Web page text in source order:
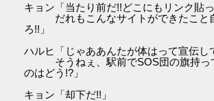
キョン「当たり前だ!!どこにもリンク貼
だれもこんなサイトができたこと
ろ!!」
ハルヒ「じゃああんたが体はって宣伝し
そうねぇ、駅前でSOS団の旗持っ
のはどう!?」
キョン「却下だ!!」